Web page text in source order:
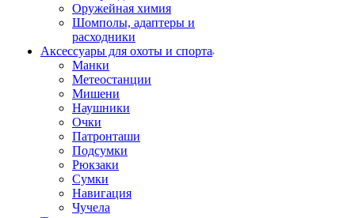
Оружейная химия
Шомполы, адаптеры и
расходники
Аксессуары для охоты и спорта
Манки
Метеостанции
Мишени
Наушники
Очки
Патронташи
Подсумки
Рюкзаки
Сумки
Навигация
Чучела